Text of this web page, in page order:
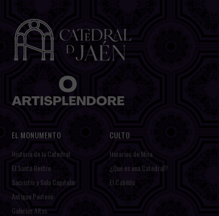
EL MONUMENTO
Historia de la Catedral
El Santo Rostro
Sacristía y Sala Capitular
Antiguo Panteón
Galerías Altas
CULTO
Horarios de Misa
¿Qué es una Catedral?
El Cabildo